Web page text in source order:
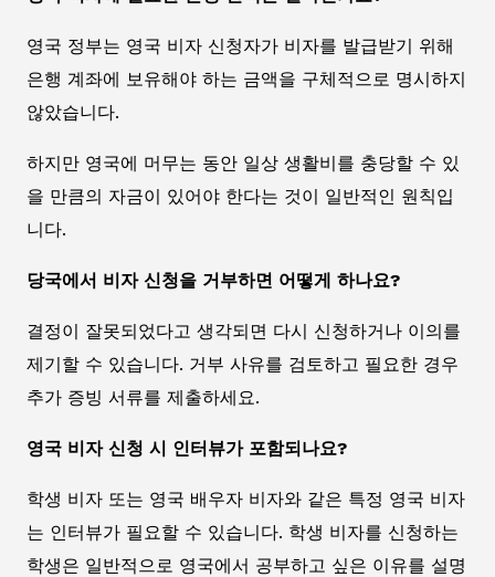
영국 정부는 영국 비자 신청자가 비자를 발급받기 위해
은행 계좌에 보유해야 하는 금액을 구체적으로 명시하지
않았습니다.
하지만 영국에 머무는 동안 일상 생활비를 충당할 수 있
을 만큼의 자금이 있어야 한다는 것이 일반적인 원칙입
니다.
당국에서 비자 신청을 거부하면 어떻게 하나요?
결정이 잘못되었다고 생각되면 다시 신청하거나 이의를
제기할 수 있습니다. 거부 사유를 검토하고 필요한 경우
추가 증빙 서류를 제출하세요.
영국 비자 신청 시 인터뷰가 포함되나요?
학생 비자 또는 영국 배우자 비자와 같은 특정 영국 비자
는 인터뷰가 필요할 수 있습니다. 학생 비자를 신청하는
학생은 일반적으로 영국에서 공부하고 싶은 이유를 설명